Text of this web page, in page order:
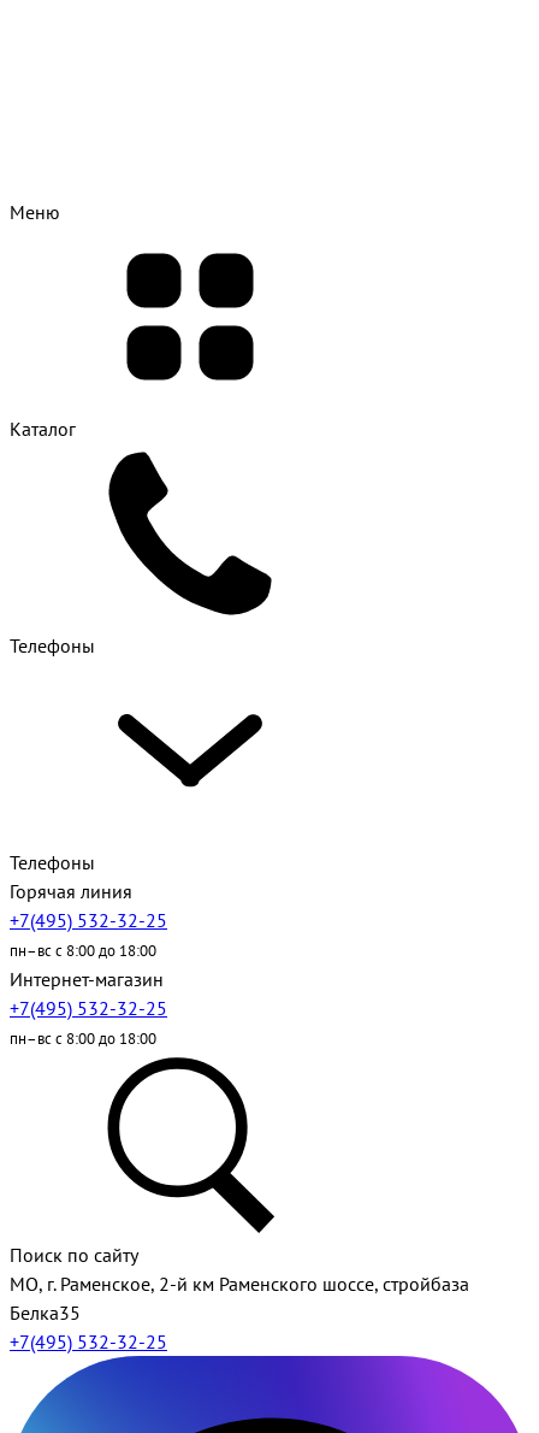
Меню
Каталог
Телефоны
Телефоны
Горячая линия
+7(495) 532-32-25
пн–вс с 8:00 до 18:00
Интернет-магазин
+7(495) 532-32-25
пн–вс с 8:00 до 18:00
Поиск по сайту
МО, г. Раменское, 2-й км Раменского шоссе, стройбаза
Белка35
+7(495) 532-32-25